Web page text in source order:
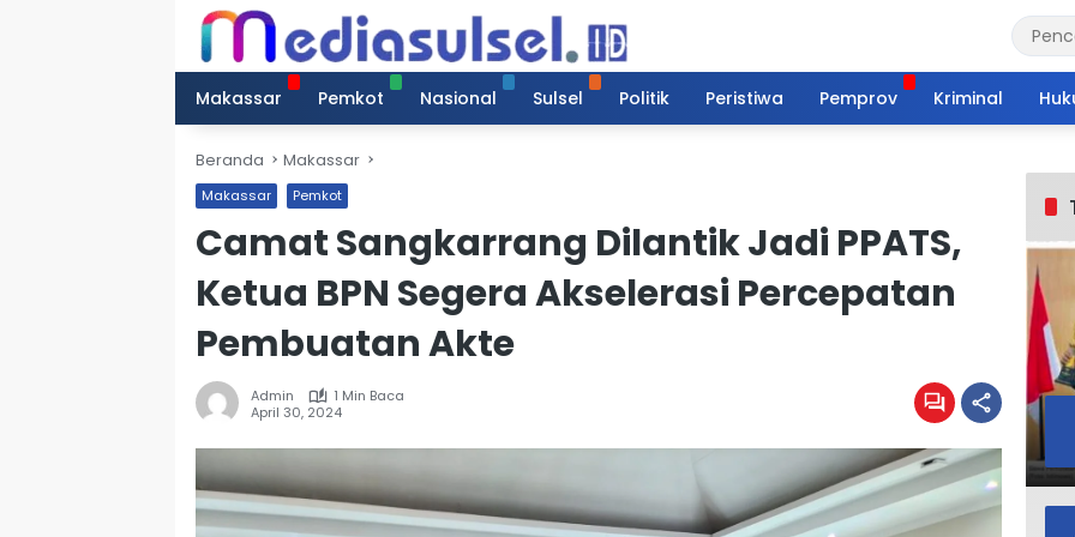
Makassar
Pemkot Nasional Sulsel Politik Peristiwa Pemprov Kriminal
Beranda Makassar
Makassar Pemkot
Camat Sangkarrang Dilantik Jadi PPATS,
Ketua BPN Segera Akselerasi Percepatan
Pembuatan Akte
Admin
1 Min Baca
April 30, 2024